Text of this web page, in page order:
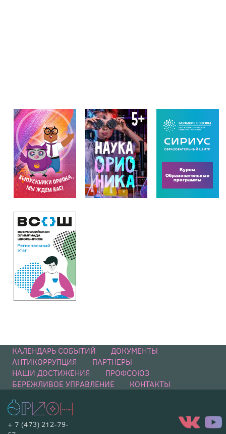
КАЛЕНДАРЬ СОБЫТИЙ
ДОКУМЕНТЫ
АНТИКОРРУПЦИЯ
ПАРТНЕРЫ
НАШИ ДОСТИЖЕНИЯ
ПРОФСОЮЗ
БЕРЕЖЛИВОЕ УПРАВЛЕНИЕ
КОНТАКТЫ
+ 7 (473) 212-79-